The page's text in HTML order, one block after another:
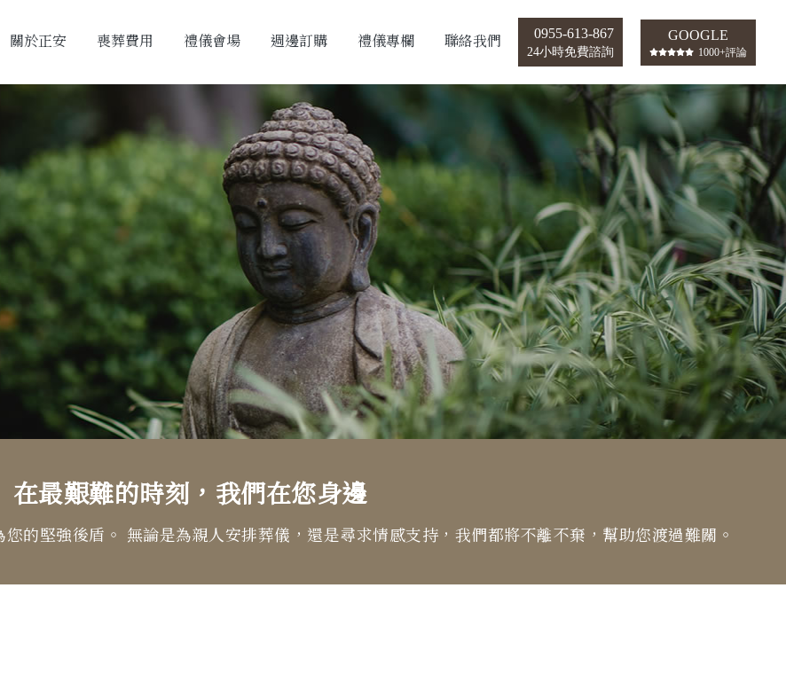
關於正安 喪葬費用 禮儀會場 週邊訂購 禮儀專欄 聯絡我們 0955-613-867
24小時免費諮詢
GOOGLE
1000+評論
在最艱難的時刻，我們在您身邊
的堅強後盾。 無論是為親人安排葬儀，還是尋求情感支持，我們都將不離不棄，幫助您渡過難關。